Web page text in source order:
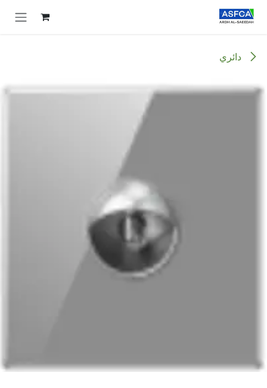
تخطي للذهاب إلى المحتوى
دائري